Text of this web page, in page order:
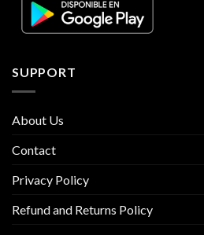
SUPPORT
About Us
Contact
Privacy Policy
Refund and Returns Policy